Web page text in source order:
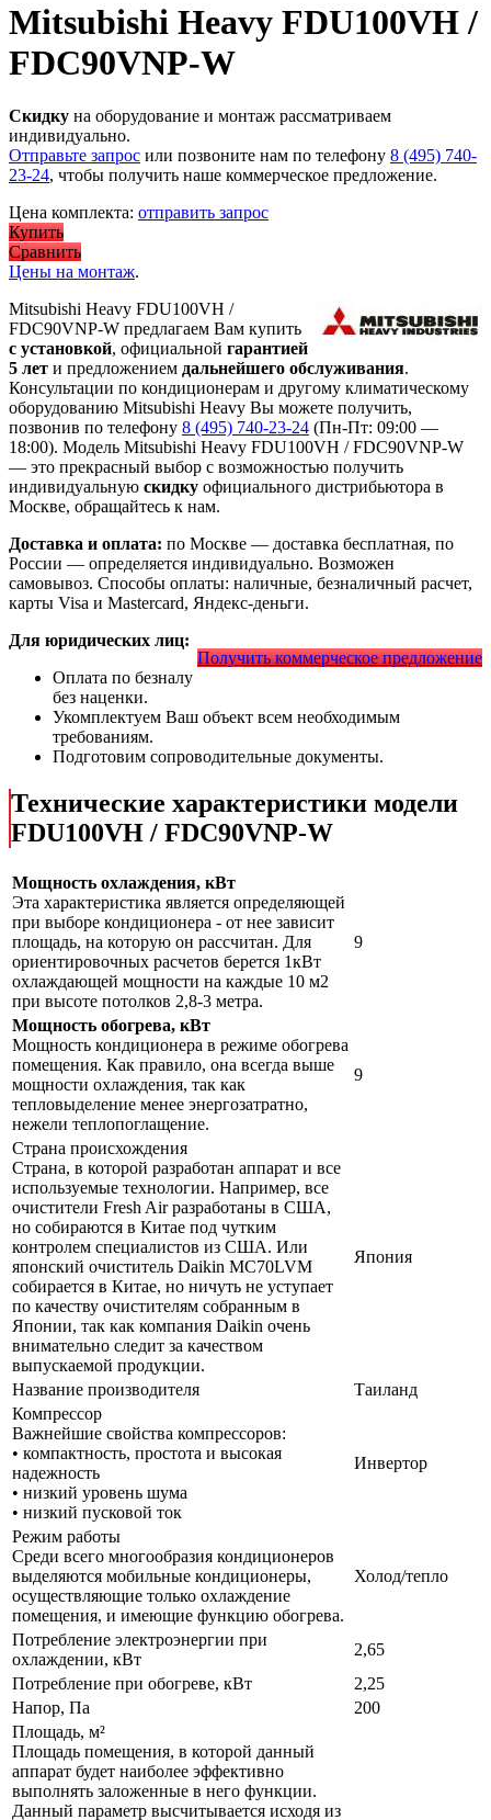
Mitsubishi Heavy FDU100VH /
FDC90VNP-W
Скидку на оборудование и монтаж рассматриваем
индивидуально.
Отправьте запрос или позвоните нам по телефону 8 (495) 740-
23-24, чтобы получить наше коммерческое предложение.
Цена комплекта: отправить запрос
Купить
Сравнить
Цены на монтаж.
Mitsubishi Heavy FDU100VH /
FDC90VNP-W предлагаем Вам купить
с установкой, официальной гарантией
5 лет и предложением дальнейшего обслуживания.
Консультации по кондиционерам и другому климатическому
оборудованию Mitsubishi Heavy Вы можете получить,
позвонив по телефону 8 (495) 740-23-24 (Пн-Пт: 09:00 —
18:00). Модель Mitsubishi Heavy FDU100VH / FDC90VNP-W
— это прекрасный выбор с возможностью получить
индивидуальную скидку официального дистрибьютора в
Москве, обращайтесь к нам.
Доставка и оплата: по Москве — доставка бесплатная, по
России — определяется индивидуально. Возможен
самовывоз. Способы оплаты: наличные, безналичный расчет,
карты Visa и Mastercard, Яндекс-деньги.
Получить коммерческое предложение
Для юридических лиц:
Оплата по безналу
без наценки.
Укомплектуем Ваш объект всем необходимым
требованиям.
Подготовим сопроводительные документы.
Технические характеристики модели
FDU100VH / FDC90VNP-W
Мощность охлаждения, кВт
Эта характеристика является определяющей
при выборе кондиционера - от нее зависит
площадь, на которую он рассчитан. Для
ориентировочных расчетов берется 1кВт
охлаждающей мощности на каждые 10 м2
при высоте потолков 2,8-3 метра.
9
Мощность обогрева, кВт
Мощность кондиционера в режиме обогрева
помещения. Как правило, она всегда выше
мощности охлаждения, так как
тепловыделение менее энергозатратно,
нежели теплопоглащение.
9
Страна происхождения
Страна, в которой разработан аппарат и все
используемые технологии. Например, все
очистители Fresh Air разработаны в США,
но собираются в Китае под чутким
контролем специалистов из США. Или
японский очиститель Daikin MC70LVM
собирается в Китае, но ничуть не уступает
по качеству очистителям собранным в
Японии, так как компания Daikin очень
внимательно следит за качеством
выпускаемой продукции.
Япония
Название производителя
Таиланд
Компрессор
Важнейшие свойства компрессоров:
• компактность, простота и высокая
надежность
• низкий уровень шума
• низкий пусковой ток
Инвертор
Режим работы
Среди всего многообразия кондиционеров
выделяются мобильные кондиционеры,
осуществляющие только охлаждение
помещения, и имеющие функцию обогрева.
Холод/тепло
Потребление электроэнергии при
охлаждении, кВт
2,65
Потребление при обогреве, кВт
2,25
Напор, Па
200
Площадь, м²
Площадь помещения, в которой данный
аппарат будет наиболее эффективно
выполнять заложенные в него функции.
Данный параметр высчитывается исходя из